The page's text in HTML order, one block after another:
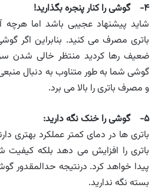
۴- گوشی را کنار پنجره بگذارید!
شاید پیشنهاد عجیبی باشد اما هرچه
باتری مصرف می کنید. بنابراین اگر
ضعیف رها کردید منتظر خالی شدن
گوشی شما به طور متناوب به دنبال
و مصرف باتری را بالا می برد.
۵- گوشی را خنک نگه دارید:
باتری ها در دمای کمتر عملکرد بهتری
باتری را افزایش می دهد بلکه کیفیت
پیدا خواهد کرد. درنتیجه حدالمقدور
بسته نگه ندارید.